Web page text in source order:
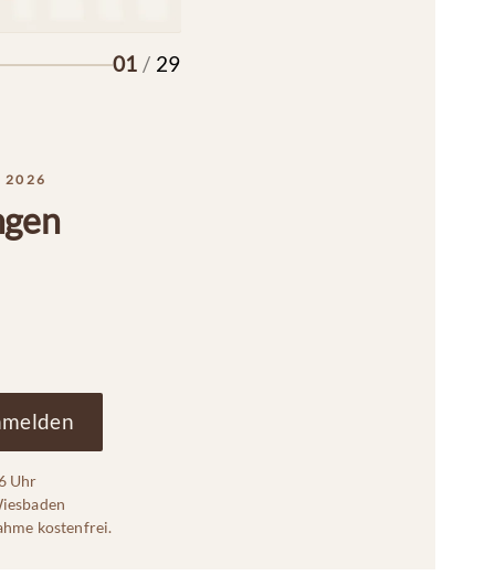
01 / 29
2026
Uhr
kostenfrei.